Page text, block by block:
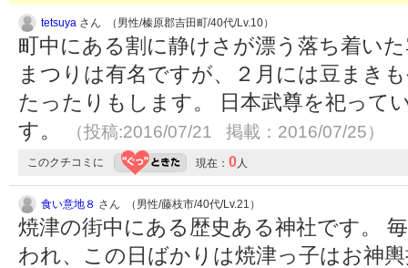
tetsuya さん （男性/榛原郡吉田町/40代/Lv.10）
町中にある割に静けさが漂う落ち着い
まつりは有名ですが、２月には豆まき
たったりもします。 日本武尊を祀って
す。
（投稿:2016/07/21 掲載：2016/07/25）
このクチコミに 現在： 0人
食い意地８ さん （男性/藤枝市/40代/Lv.21）
焼津の街中にある歴史ある神社です。
われ、この日ばかりは焼津っ子はお神